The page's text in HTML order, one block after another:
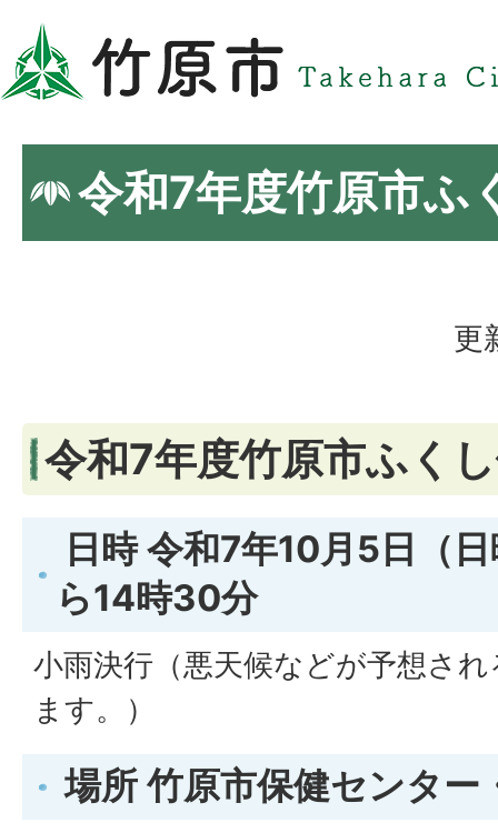
令和7年度竹原市ふ
更
令和7年度竹原市ふく
日時令和7年10月5日（
ら14時30分
小雨決行（悪天候などが予想さ
ます。）
場所 竹原市保健センター